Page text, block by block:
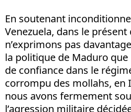
En soutenant
Venezuela, dans le
n’exprimons pas
la politique de Maduro que
de confiance dans le
corrompu des mollahs, en
nous avons fermement
l’agression militaire